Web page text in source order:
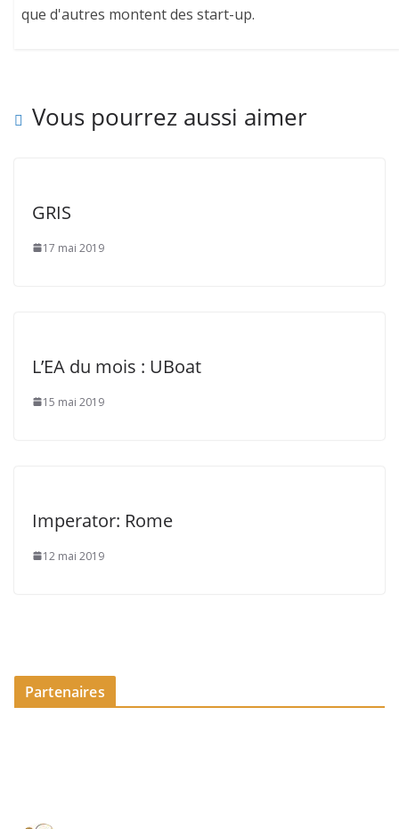
que d'autres montent des start-up.
Vous pourrez aussi aimer
GRIS
17 mai 2019
L’EA du mois : UBoat
15 mai 2019
Imperator: Rome
12 mai 2019
Partenaires